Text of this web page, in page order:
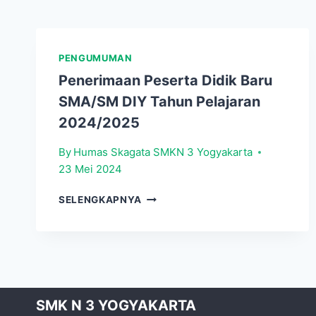
PENGUMUMAN
Penerimaan Peserta Didik Baru
SMA/SM DIY Tahun Pelajaran
2024/2025
By Humas Skagata SMKN 3 Yogyakarta
23 Mei 2024
SELENGKAPNYA PENERIMAAN
PELAJARAN
SMK N 3 YOGYAKARTA